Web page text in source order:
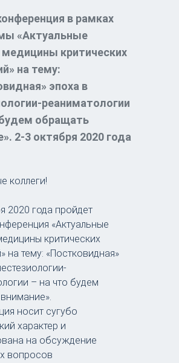
коллеги!
2020 года пройдет
«Актуальные
критических
на тему: «Постковидная»
– на что будем
носит сугубо
характер и
на обсуждение
вопросов
в рамках
«Актуальные
критических
на тему:
эпоха в
реаниматологии
обращать
2-3 октября 2020 года